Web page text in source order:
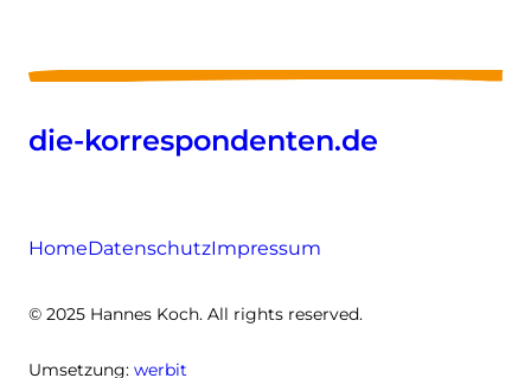
die-korrespondenten.de
HomeDatenschutzImpressum
© 2025 Hannes Koch. All rights reserved.
Umsetzung: werbit